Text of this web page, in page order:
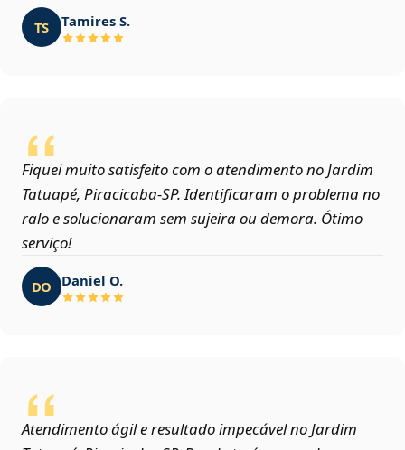
TS Tamires S.
Fiquei muito satisfeito com o atendimento no Jardim
Tatuapé, Piracicaba‑SP. Identificaram o problema no
ralo e solucionaram sem sujeira ou demora. Ótimo
serviço!
DO Daniel O.
Atendimento ágil e resultado impecável no Jardim